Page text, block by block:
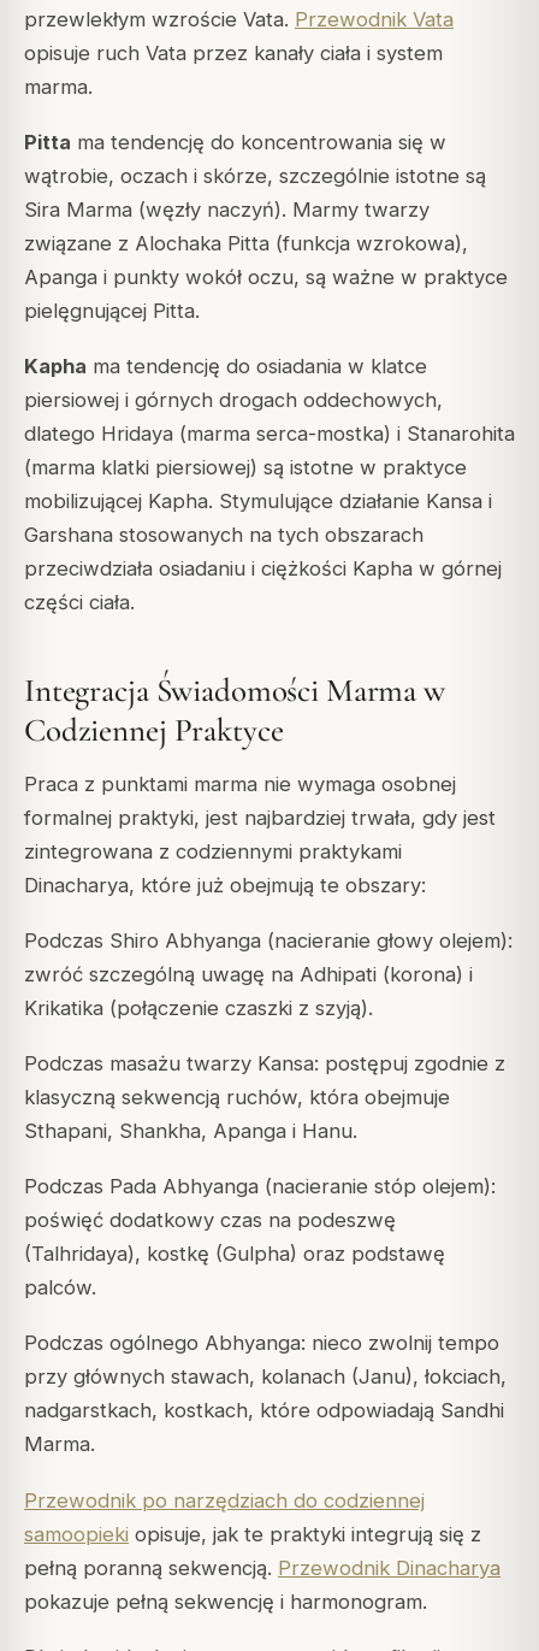
przewlekłym wzroście Vata. Przewodnik Vata
opisuje ruch Vata przez kanały ciała i system
marma.
Pitta ma tendencję do koncentrowania się w
wątrobie, oczach i skórze, szczególnie istotne są
Sira Marma (węzły naczyń). Marmy twarzy
związane z Alochaka Pitta (funkcja wzrokowa),
Apanga i punkty wokół oczu, są ważne w praktyce
pielęgnującej Pitta.
Kapha ma tendencję do osiadania w klatce
piersiowej i górnych drogach oddechowych,
dlatego Hridaya (marma serca-mostka) i Stanarohita
(marma klatki piersiowej) są istotne w praktyce
mobilizującej Kapha. Stymulujące działanie Kansa i
Garshana stosowanych na tych obszarach
przeciwdziała osiadaniu i ciężkości Kapha w górnej
części ciała.
Integracja Świadomości Marma w
Codziennej Praktyce
Praca z punktami marma nie wymaga osobnej
formalnej praktyki, jest najbardziej trwała, gdy jest
zintegrowana z codziennymi praktykami
Dinacharya, które już obejmują te obszary:
Podczas Shiro Abhyanga (nacieranie głowy olejem):
zwróć szczególną uwagę na Adhipati (korona) i
Krikatika (połączenie czaszki z szyją).
Podczas masażu twarzy Kansa: postępuj zgodnie z
klasyczną sekwencją ruchów, która obejmuje
Sthapani, Shankha, Apanga i Hanu.
Podczas Pada Abhyanga (nacieranie stóp olejem):
poświęć dodatkowy czas na podeszwę
(Talhridaya), kostkę (Gulpha) oraz podstawę
palców.
Podczas ogólnego Abhyanga: nieco zwolnij tempo
przy głównych stawach, kolanach (Janu), łokciach,
nadgarstkach, kostkach, które odpowiadają Sandhi
Marma.
Przewodnik po narzędziach do codziennej
samoopieki opisuje, jak te praktyki integrują się z
pełną poranną sekwencją. Przewodnik Dinacharya
pokazuje pełną sekwencję i harmonogram.